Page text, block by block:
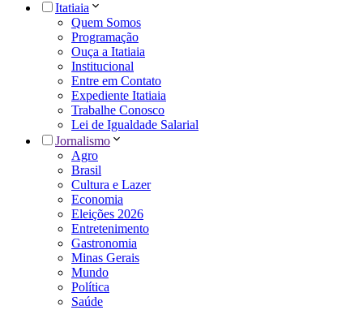
Itatiaia
Quem Somos
Programação
Ouça a Itatiaia
Institucional
Entre em Contato
Expediente Itatiaia
Trabalhe Conosco
Lei de Igualdade Salarial
Jornalismo
Agro
Brasil
Cultura e Lazer
Economia
Eleições 2026
Entretenimento
Gastronomia
Minas Gerais
Mundo
Política
Saúde